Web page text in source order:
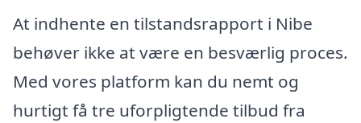
At indhente en tilstandsrapport i Nibe
behøver ikke at være en besværlig proces.
Med vores platform kan du nemt og
hurtigt få tre uforpligtende tilbud fra